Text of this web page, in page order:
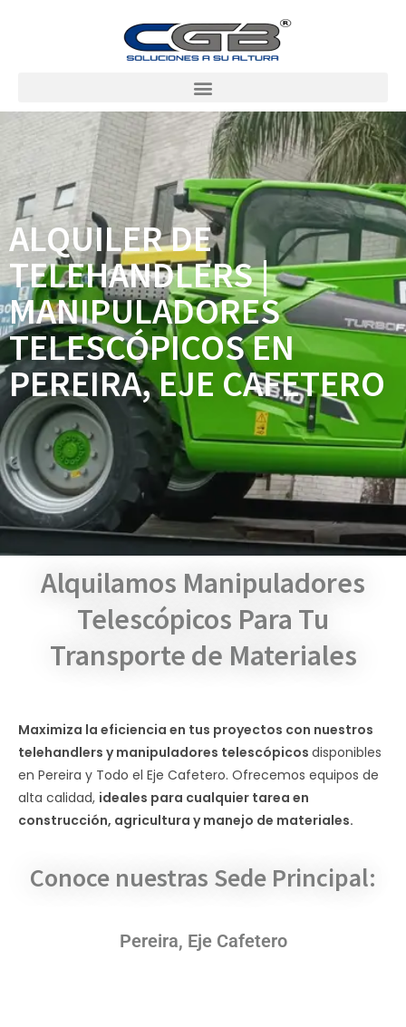
ALQUILER DE
TELEHANDLERS |
MANIPULADORES
TELESCÓPICOS EN
PEREIRA, EJE CAFETERO
Alquilamos Manipuladores
Telescópicos Para Tu
Transporte de Materiales
Maximiza la eficiencia en tus proyectos con nuestros
telehandlers y manipuladores telescópicos disponibles
en Pereira y Todo el Eje Cafetero. Ofrecemos equipos de
alta calidad, ideales para cualquier tarea en
construcción, agricultura y manejo de materiales.
Conoce nuestras Sede Principal:
Pereira, Eje Cafetero